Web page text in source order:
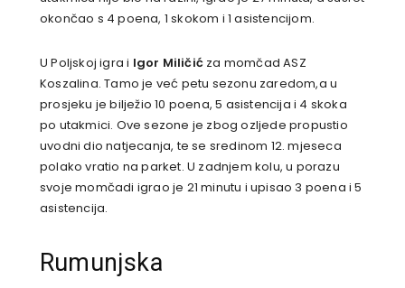
okončao s 4 poena, 1 skokom i 1 asistencijom.
U Poljskoj igra i Igor Miličić za momčad ASZ
Koszalina. Tamo je već petu sezonu zaredom,a u
prosjeku je bilježio 10 poena, 5 asistencija i 4 skoka
po utakmici. Ove sezone je zbog ozljede propustio
uvodni dio natjecanja, te se sredinom 12. mjeseca
polako vratio na parket. U zadnjem kolu, u porazu
svoje momčadi igrao je 21 minutu i upisao 3 poena i 5
asistencija.
Rumunjska